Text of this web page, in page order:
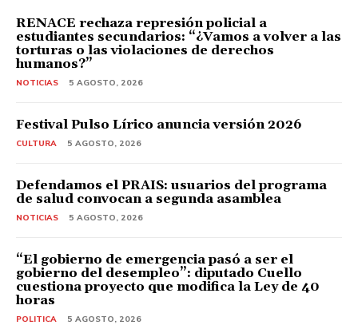
RENACE rechaza represión policial a
estudiantes secundarios: “¿Vamos a volver a las
torturas o las violaciones de derechos
humanos?”
NOTICIAS 5 AGOSTO, 2026
Festival Pulso Lírico anuncia versión 2026
CULTURA 5 AGOSTO, 2026
Defendamos el PRAIS: usuarios del programa
de salud convocan a segunda asamblea
NOTICIAS 5 AGOSTO, 2026
“El gobierno de emergencia pasó a ser el
gobierno del desempleo”: diputado Cuello
cuestiona proyecto que modifica la Ley de 40
horas
POLITICA 5 AGOSTO, 2026